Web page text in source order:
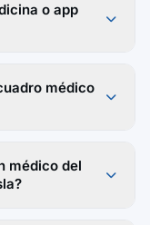
o app
médico
médico del